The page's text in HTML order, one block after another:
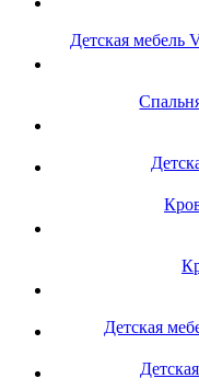
Детская мебель
Детская